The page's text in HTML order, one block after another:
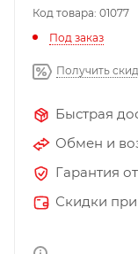
Код товара: 01077
Под заказ
Получить
Быстрая
Обмен и
Гарантия
Скидки